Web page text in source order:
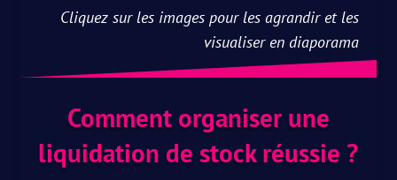
Cliquez sur les images pour les agrandir et les
visualiser en diaporama
Comment organiser une
liquidation de stock réussie ?